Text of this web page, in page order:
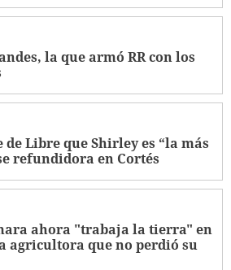
la que armó RR con los
Libre que Shirley es “la más
refundidora en Cortés
ahora "trabaja la tierra" en
agricultora que no perdió su